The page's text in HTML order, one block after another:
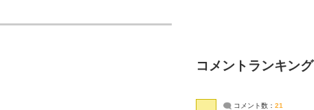
コメントランキング
コメント数： 21